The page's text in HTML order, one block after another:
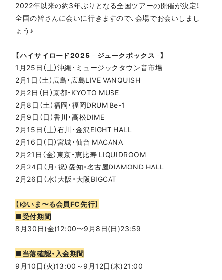
2022年以来の約3年ぶりとなる全国ツアーの開催が決定！
全国の皆さんに会いに行きますので、会場でお会いしまし
ょう♪
【ハイサイロード2025 - ジュークボックス -】
1月25日（土）沖縄・ミュージックタウン音市場
2月1日（土）広島・広島LIVE VANQUISH
2月2日（日）京都・KYOTO MUSE
2月8日（土）福岡・福岡DRUM Be-1
2月9日（日）香川・高松DIME
2月15日（土）石川・金沢EIGHT HALL
2月16日（日）宮城・仙台 MACANA
2月21日（金）東京・恵比寿 LIQUIDROOM
2月24日（月・祝）愛知・名古屋DIAMOND HALL
2月26日（水）大阪・大阪BIGCAT
【ゆいま〜る会員FC先行】
■受付期間
8月30日(金)12:00〜9月8日(日)23:59
■当落確認・入金期間
9月10日(火)13:00～9月12日(木)21:00